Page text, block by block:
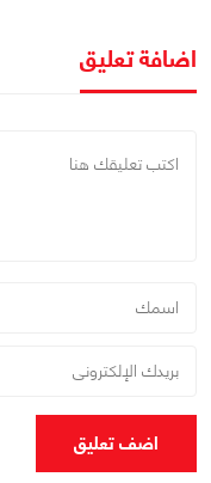
اضافة تعليق
اضف تعليق